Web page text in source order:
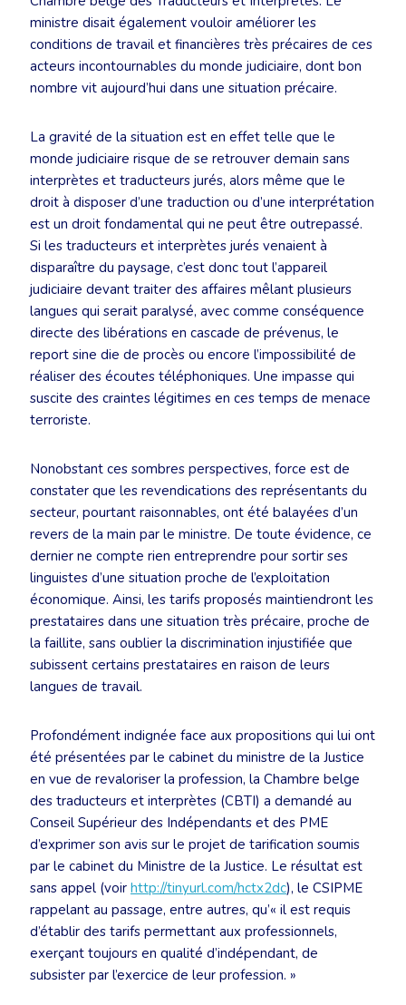
ministre disait également vouloir améliorer les
conditions de travail et financières très précaires de ces
acteurs incontournables du monde judiciaire, dont bon
nombre vit aujourd’hui dans une situation précaire.
La gravité de la situation est en effet telle que le
monde judiciaire risque de se retrouver demain sans
interprètes et traducteurs jurés, alors même que le
droit à disposer d’une traduction ou d’une interprétation
est un droit fondamental qui ne peut être outrepassé.
Si les traducteurs et interprètes jurés venaient à
disparaître du paysage, c’est donc tout l’appareil
judiciaire devant traiter des affaires mêlant plusieurs
langues qui serait paralysé, avec comme conséquence
directe des libérations en cascade de prévenus, le
report sine die de procès ou encore l’impossibilité de
réaliser des écoutes téléphoniques. Une impasse qui
suscite des craintes légitimes en ces temps de menace
terroriste.
Nonobstant ces sombres perspectives, force est de
constater que les revendications des représentants du
secteur, pourtant raisonnables, ont été balayées d’un
revers de la main par le ministre. De toute évidence, ce
dernier ne compte rien entreprendre pour sortir ses
linguistes d’une situation proche de l’exploitation
économique. Ainsi, les tarifs proposés maintiendront les
prestataires dans une situation très précaire, proche de
la faillite, sans oublier la discrimination injustifiée que
subissent certains prestataires en raison de leurs
langues de travail.
Profondément indignée face aux propositions qui lui ont
été présentées par le cabinet du ministre de la Justice
en vue de revaloriser la profession, la Chambre belge
des traducteurs et interprètes (CBTI) a demandé au
Conseil Supérieur des Indépendants et des PME
d’exprimer son avis sur le projet de tarification soumis
par le cabinet du Ministre de la Justice. Le résultat est
sans appel (voir http://tinyurl.com/hctx2dc), le CSIPME
rappelant au passage, entre autres, qu’« il est requis
d’établir des tarifs permettant aux professionnels,
exerçant toujours en qualité d’indépendant, de
subsister par l’exercice de leur profession. »